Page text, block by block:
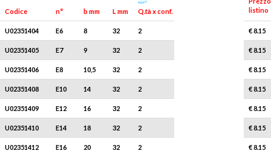
Codice n° b mm L mm Q.tà x conf.
listino
U02351404 E6 8 32 2 € 8.15
U02351405 E7 9 32 2 € 8.15
U02351406 E8 10,5 32 2 € 8.15
U02351408 E10 14 32 2 € 8.15
U02351409 E12 16 32 2 € 8.15
U02351410 E14 18 32 2 € 8.15
U02351412 E16 20 32 2 € 8.15